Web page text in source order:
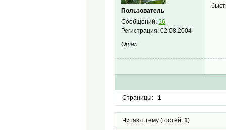
Пользователь
Сообщений:56
Регистрация:02.08.2004
Oman
Страницы: 1
Читают тему (гостей: 1)